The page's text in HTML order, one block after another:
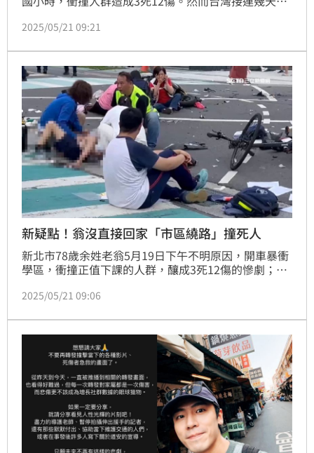
20日也有台南汽車衝撞行人、機車，音樂人徐小花就認
2025/05/21 09:21
新疑點！翁沒直接回家「市區繞路」撞死人
新北市78歲余姓老翁5月19日下午不明原因，開車暴衝
學區，衝撞正值下課的人群，釀成3死12傷的慘劇；為
天余姓老翁案發路線，都不在他回家的正常路線上，卻
查。
2025/05/21 09:06